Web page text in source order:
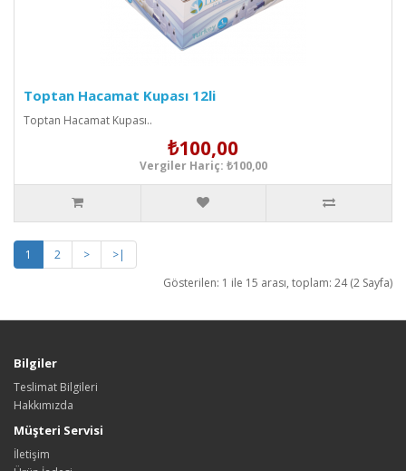
Toptan Hacamat Kupası 12li
Toptan Hacamat Kupası..
₺100,00
Vergiler Hariç: ₺100,00
1 2 >
>|
Gösterilen: 1 ile 15 arası, toplam: 24 (2 Sayfa)
Bilgiler
Teslimat Bilgileri
Hakkımızda
Müşteri Servisi
İletişim